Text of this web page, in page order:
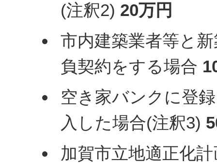
(注釈2) 20万円
市内建築業者等と
負契約をする場合
空き家バンクに登
入した場合(注釈3)
加賀市立地適正化